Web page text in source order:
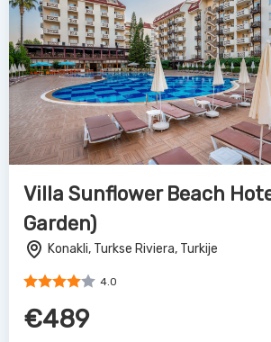
Villa Sunflower Beach
Garden)
Konakli, Turkse Riviera, Turkije
4.0
€489